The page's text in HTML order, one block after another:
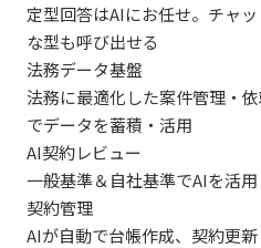
定型回答はAIにお任せ。チャ
な型も呼び出せる
法務データ基盤
法務に最適化した案件管理・
でデータを蓄積・活用
AI契約レビュー
一般基準＆自社基準でAIを活
契約管理
AIが自動で台帳作成、契約更